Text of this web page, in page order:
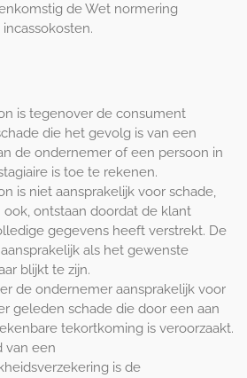
de Wet normering
is tegenover de consument
die het gevolg is van een
de ondernemer of een persoon in
is toe te rekenen.
is niet aansprakelijk voor schade,
ontstaan doordat de klant
gegevens heeft verstrekt. De
als het gewenste
blijkt te zijn.
de ondernemer aansprakelijk voor
geleden schade die door een aan
tekortkoming is veroorzaakt.
van een
is de